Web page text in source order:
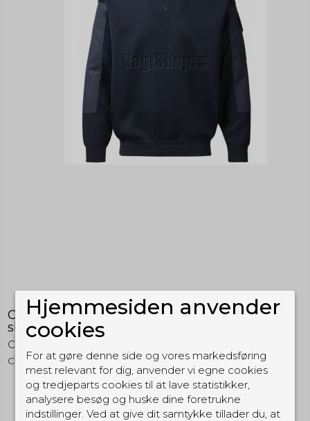
Clipper Hundefører-pullover med
skulderstropper og ærmelommer m/knap
CC55
CLHFTKDN
1.049,00 DKK
Hjemmesiden anvender
cookies
For at gøre denne side og vores markedsføring
mest relevant for dig, anvender vi egne cookies
og tredjeparts cookies til at lave statistikker,
analysere besøg og huske dine foretrukne
indstillinger. Ved at give dit samtykke tillader du, at